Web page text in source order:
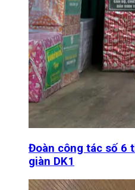
Đoàn công tác số 6
giàn DK1